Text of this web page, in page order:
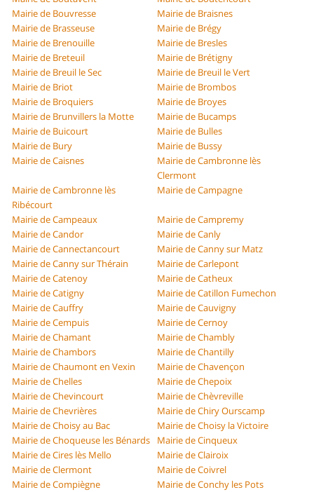
Mairie de Bouvresse
Mairie de Braisnes
Mairie de Brasseuse
Mairie de Brégy
Mairie de Brenouille
Mairie de Bresles
Mairie de Breteuil
Mairie de Brétigny
Mairie de Breuil le Sec
Mairie de Breuil le Vert
Mairie de Briot
Mairie de Brombos
Mairie de Broquiers
Mairie de Broyes
Mairie de Brunvillers la Motte
Mairie de Bucamps
Mairie de Buicourt
Mairie de Bulles
Mairie de Bury
Mairie de Bussy
Mairie de Caisnes
Mairie de Cambronne lès
Clermont
Mairie de Cambronne lès
Ribécourt
Mairie de Campagne
Mairie de Campeaux
Mairie de Campremy
Mairie de Candor
Mairie de Canly
Mairie de Cannectancourt
Mairie de Canny sur Matz
Mairie de Canny sur Thérain
Mairie de Carlepont
Mairie de Catenoy
Mairie de Catheux
Mairie de Catigny
Mairie de Catillon Fumechon
Mairie de Cauffry
Mairie de Cauvigny
Mairie de Cempuis
Mairie de Cernoy
Mairie de Chamant
Mairie de Chambly
Mairie de Chambors
Mairie de Chantilly
Mairie de Chaumont en Vexin
Mairie de Chavençon
Mairie de Chelles
Mairie de Chepoix
Mairie de Chevincourt
Mairie de Chèvreville
Mairie de Chevrières
Mairie de Chiry Ourscamp
Mairie de Choisy au Bac
Mairie de Choisy la Victoire
Mairie de Choqueuse les Bénards
Mairie de Cinqueux
Mairie de Cires lès Mello
Mairie de Clairoix
Mairie de Clermont
Mairie de Coivrel
Mairie de Compiègne
Mairie de Conchy les Pots